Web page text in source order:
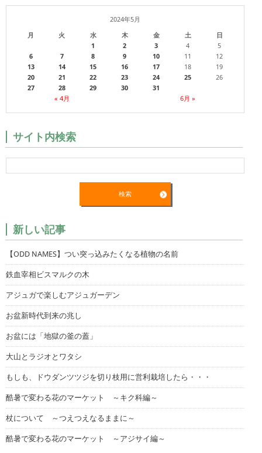
2024年5月
月
火 水 木 金 土 日
« 4月 6月 »
1 2 3 4
5
6
7 8 9 10 11
12
13
14 15 16 17 18
19
20
21 22 23 24 25
26
27
28 29 30 31
サイト内検索
新しい記事
【ODD NAMES】つい突っ込みたくなる植物の名前
鉄血宰相ビスマルクの木
アジュガで楽しむアジュガーデン
お盆新時代到来の兆し
お盆には「地獄の釜の蓋」
大山とラジオとワタシ
もしも、ドウダンツツジを切り枝用に営利栽培したら・・・
酷暑で変わる花のマーケット ～キク科編～
杖について ～つえつえなるままに～
酷暑で変わる花のマーケット ～アジサイ編～